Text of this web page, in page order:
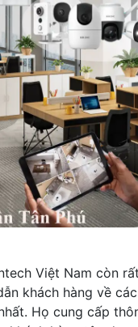
Việt Nam còn
khách hàng về
Họ cung cấp